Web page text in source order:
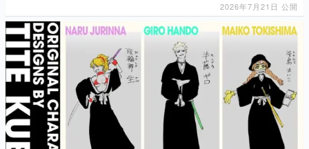
2026年7月21日 公開